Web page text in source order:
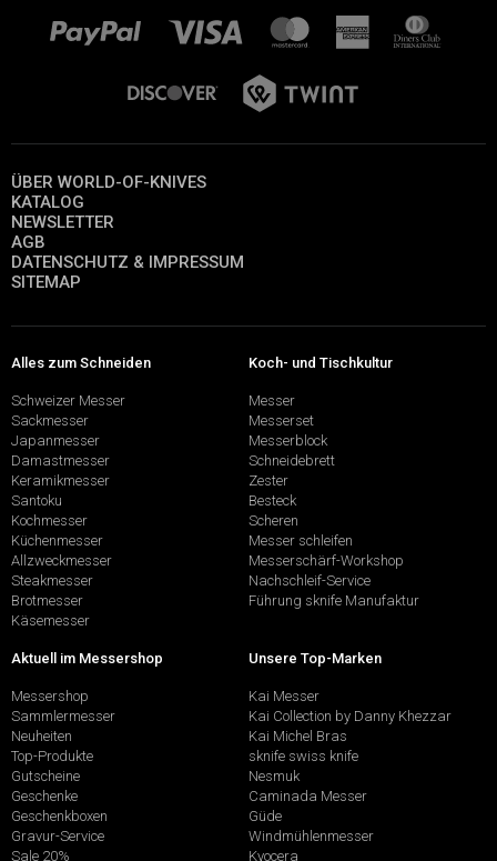
ÜBER WORLD-OF-KNIVES
KATALOG
NEWSLETTER
AGB
DATENSCHUTZ & IMPRESSUM
SITEMAP
Alles zum Schneiden
Schweizer Messer
Sackmesser
Japanmesser
Damastmesser
Keramikmesser
Santoku
Kochmesser
Küchenmesser
Allzweckmesser
Steakmesser
Brotmesser
Käsemesser
Koch- und Tischkultur
Messer
Messerset
Messerblock
Schneidebrett
Zester
Besteck
Scheren
Messer schleifen
Messerschärf-Workshop
Nachschleif-Service
Führung sknife Manufaktur
Aktuell im Messershop
Messershop
Sammlermesser
Neuheiten
Top-Produkte
Gutscheine
Geschenke
Geschenkboxen
Gravur-Service
Sale 20%
Unsere Top-Marken
Kai Messer
Kai Collection by Danny Khezzar
Kai Michel Bras
sknife swiss knife
Nesmuk
Caminada Messer
Güde
Windmühlenmesser
Kyocera